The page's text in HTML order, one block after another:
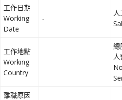
工作日期
Working
Date
-
人
工作地點
Working
Country
總
人
離職原因